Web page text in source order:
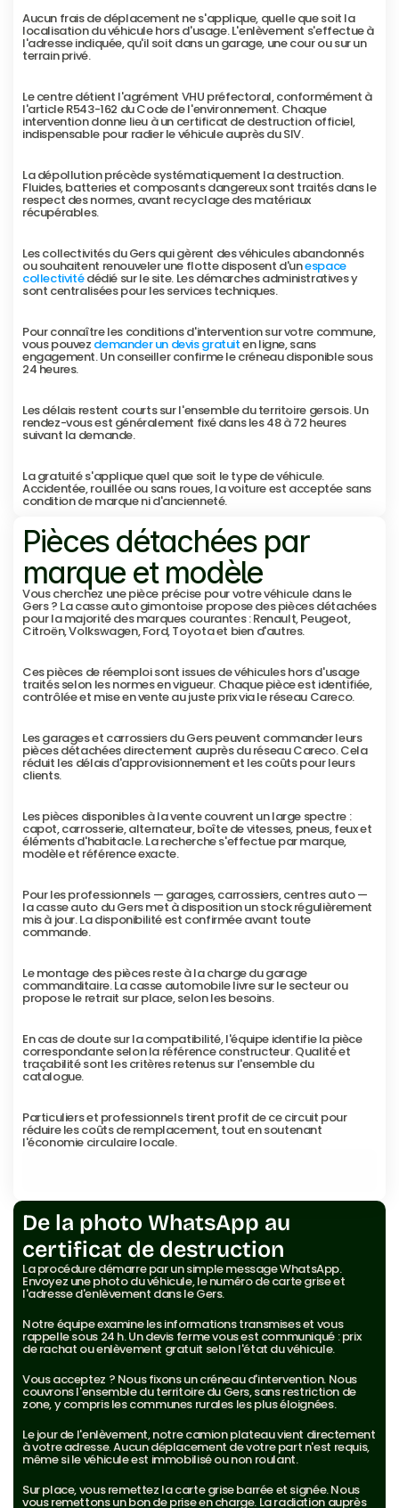
Aucun frais de déplacement ne s'applique, quelle que soit la
localisation du véhicule hors d'usage. L'enlèvement s'effectue à
l'adresse indiquée, qu'il soit dans un garage, une cour ou sur un
terrain privé.
Le centre détient l'agrément VHU préfectoral, conformément à
l'article R543-162 du Code de l'environnement. Chaque
intervention donne lieu à un certificat de destruction officiel,
indispensable pour radier le véhicule auprès du SIV.
La dépollution précède systématiquement la destruction.
Fluides, batteries et composants dangereux sont traités dans le
respect des normes, avant recyclage des matériaux
récupérables.
Les collectivités du Gers qui gèrent des véhicules abandonnés
ou souhaitent renouveler une flotte disposent d'un espace
collectivité dédié sur le site. Les démarches administratives y
sont centralisées pour les services techniques.
Pour connaître les conditions d'intervention sur votre commune,
vous pouvez demander un devis gratuit en ligne, sans
engagement. Un conseiller confirme le créneau disponible sous
24 heures.
Les délais restent courts sur l'ensemble du territoire gersois. Un
rendez-vous est généralement fixé dans les 48 à 72 heures
suivant la demande.
La gratuité s'applique quel que soit le type de véhicule.
Accidentée, rouillée ou sans roues, la voiture est acceptée sans
condition de marque ni d'ancienneté.
Pièces détachées par
marque et modèle
Vous cherchez une pièce précise pour votre véhicule dans le
Gers ? La casse auto gimontoise propose des pièces détachées
pour la majorité des marques courantes : Renault, Peugeot,
Citroën, Volkswagen, Ford, Toyota et bien d'autres.
Ces pièces de réemploi sont issues de véhicules hors d'usage
traités selon les normes en vigueur. Chaque pièce est identifiée,
contrôlée et mise en vente au juste prix via le réseau Careco.
Les garages et carrossiers du Gers peuvent commander leurs
pièces détachées directement auprès du réseau Careco. Cela
réduit les délais d'approvisionnement et les coûts pour leurs
clients.
Les pièces disponibles à la vente couvrent un large spectre :
capot, carrosserie, alternateur, boîte de vitesses, pneus, feux et
éléments d'habitacle. La recherche s'effectue par marque,
modèle et référence exacte.
Pour les professionnels — garages, carrossiers, centres auto —
la casse auto du Gers met à disposition un stock régulièrement
mis à jour. La disponibilité est confirmée avant toute
commande.
Le montage des pièces reste à la charge du garage
commanditaire. La casse automobile livre sur le secteur ou
propose le retrait sur place, selon les besoins.
En cas de doute sur la compatibilité, l'équipe identifie la pièce
correspondante selon la référence constructeur. Qualité et
traçabilité sont les critères retenus sur l'ensemble du
catalogue.
Particuliers et professionnels tirent profit de ce circuit pour
réduire les coûts de remplacement, tout en soutenant
l'économie circulaire locale.
De la photo WhatsApp au
certificat de destruction
La procédure démarre par un simple message WhatsApp.
Envoyez une photo du véhicule, le numéro de carte grise et
l'adresse d'enlèvement dans le Gers.
Notre équipe examine les informations transmises et vous
rappelle sous 24 h. Un devis ferme vous est communiqué : prix
de rachat ou enlèvement gratuit selon l'état du véhicule.
Vous acceptez ? Nous fixons un créneau d'intervention. Nous
couvrons l'ensemble du territoire du Gers, sans restriction de
zone, y compris les communes rurales les plus éloignées.
Le jour de l'enlèvement, notre camion plateau vient directement
à votre adresse. Aucun déplacement de votre part n'est requis,
même si le véhicule est immobilisé ou non roulant.
Sur place, vous remettez la carte grise barrée et signée. Nous
vous remettons un bon de prise en charge. La radiation auprès